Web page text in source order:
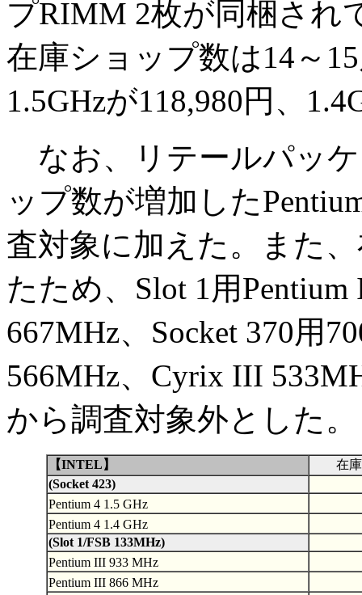
プRIMM 2枚が同梱され
在庫ショップ数は14～
1.5GHzが118,980円、
なお、リテールパッ
ップ数が増加した
査対象に加えた。また
たため、Slot 1用
667MHz、Socket 370用
566MHz、Cyrix III
から調査対象外とした。
【INTEL】
在
(Socket 423)
Pentium 4 1.5 GHz
Pentium 4 1.4 GHz
(Slot 1/FSB 133MHz)
Pentium III 933 MHz
Pentium III 866 MHz